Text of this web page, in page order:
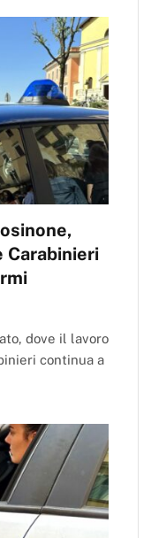
dove il lavoro
continua a